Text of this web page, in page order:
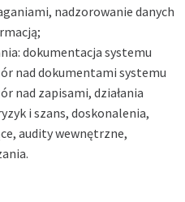
nadzorowanie danych
dokumentacja systemu
nad dokumentami systemu
nad zapisami, działania
i szans, doskonalenia,
audity wewnętrzne,